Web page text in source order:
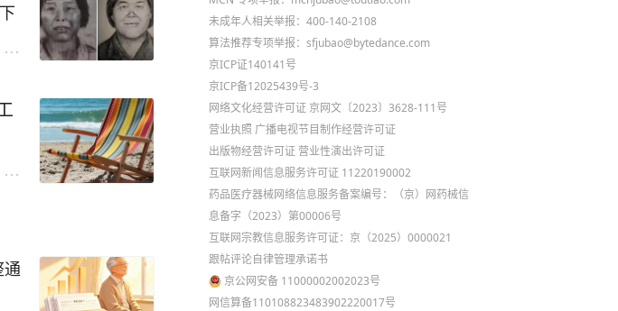
未成年人相关举报：400-140-2108
算法推荐专项举报：sfjubao@bytedance.com
京ICP证140141号
京ICP备12025439号-3
网络文化经营许可证 京网文〔2023〕3628-111号
营业执照 广播电视节目制作经营许可证
出版物经营许可证 营业性演出许可证
互联网新闻信息服务许可证 11220190002
药品医疗器械网络信息服务备案编号：（京）网药械信
息备字（2023）第00006号
互联网宗教信息服务许可证：京（2025）0000021
跟帖评论自律管理承诺书
京公网安备 11000002002023号
网信算备110108823483902220017号